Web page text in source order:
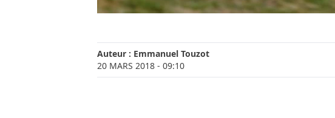
Auteur : Emmanuel Touzot
20 MARS 2018 - 09:10